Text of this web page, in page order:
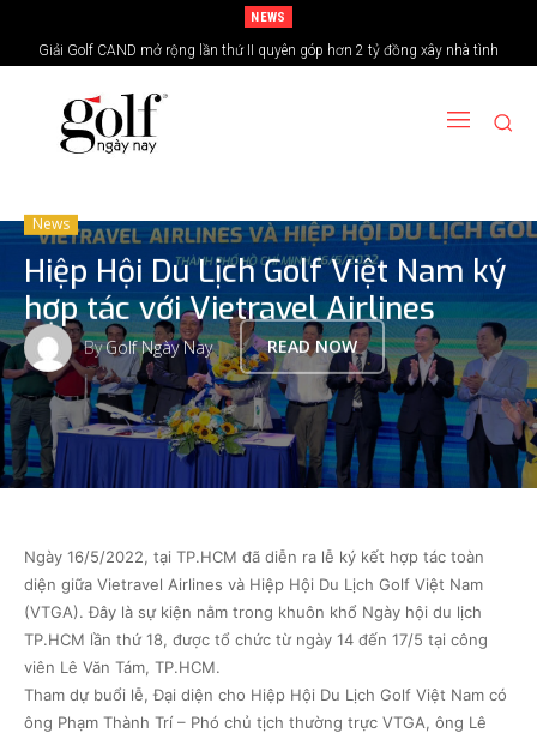
NEWS
Giải Golf CAND mở rộng lần thứ II quyên góp hơn 2 tỷ đồng xây nhà tình
nghĩa vùng biên giới
24H Group tổ chức giải golf kỷ niệm 15 năm thành lập
News
Hiệp Hội Du Lịch Golf Việt Nam ký
hợp tác với Vietravel Airlines
ByGolf Ngày Nay READ NOW
Ngày 16/5/2022, tại TP.HCM đã diễn ra lễ ký kết hợp tác toàn
diện giữa Vietravel Airlines và Hiệp Hội Du Lịch Golf Việt Nam
(VTGA). Đây là sự kiện nằm trong khuôn khổ Ngày hội du lịch
TP.HCM lần thứ 18, được tổ chức từ ngày 14 đến 17/5 tại công
viên Lê Văn Tám, TP.HCM.
Tham dự buổi lễ, Đại diện cho Hiệp Hội Du Lịch Golf Việt Nam có
ông Phạm Thành Trí – Phó chủ tịch thường trực VTGA, ông Lê